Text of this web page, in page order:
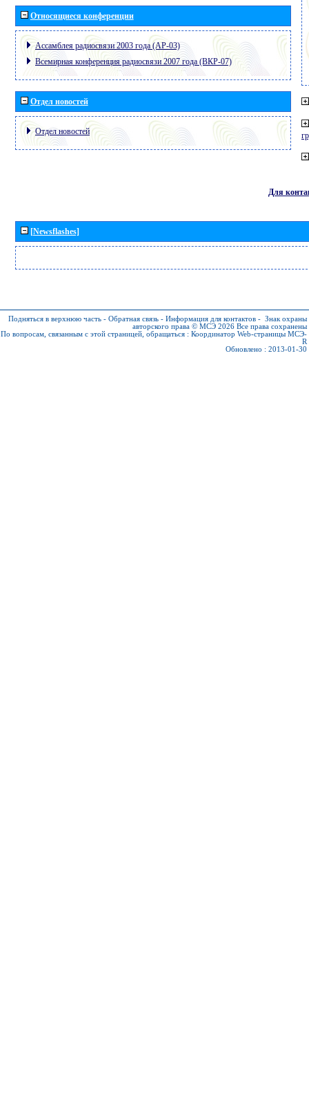
Относящиеся конференции
Ассамблея радиосвязи 2003 года (АР-03)
Всемирная конференция радиосвязи 2007 года (ВКР-07)
Отдел новостей
Отдел новостей
Для
[Newsflashes]
Подняться в верхнюю часть - Обратная связь - Информация для контактов - Знак охраны
авторского права © МСЭ 2026 Все права сохранены
По вопросам, связанным с этой страницей, обращаться : Координатор Web-страницы МСЭ-
R
Обновлено : 2013-01-30